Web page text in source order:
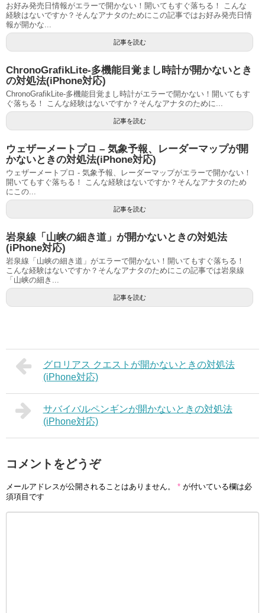
お好み発売日情報がエラーで開かない！開いてもすぐ落ちる！ こんな
経験はないですか？そんなアナタのためにこの記事ではお好み発売日情
報が開かな...
記事を読む
ChronoGrafikLite-多機能目覚まし時計が開かないとき
の対処法(iPhone対応)
ChronoGrafikLite-多機能目覚まし時計がエラーで開かない！開いてもす
ぐ落ちる！ こんな経験はないですか？そんなアナタのために...
記事を読む
ウェザーメートプロ – 気象予報、レーダーマップが開
かないときの対処法(iPhone対応)
ウェザーメートプロ - 気象予報、レーダーマップがエラーで開かない！
開いてもすぐ落ちる！ こんな経験はないですか？そんなアナタのため
にこの...
記事を読む
岩泉線「山峡の細き道」が開かないときの対処法
(iPhone対応)
岩泉線「山峡の細き道」がエラーで開かない！開いてもすぐ落ちる！
こんな経験はないですか？そんなアナタのためにこの記事では岩泉線
「山峡の細き...
記事を読む
グロリアス クエストが開かないときの対処法
(iPhone対応)
サバイバルペンギンが開かないときの対処法
(iPhone対応)
コメントをどうぞ
メールアドレスが公開されることはありません。 * が付いている欄は必
須項目です